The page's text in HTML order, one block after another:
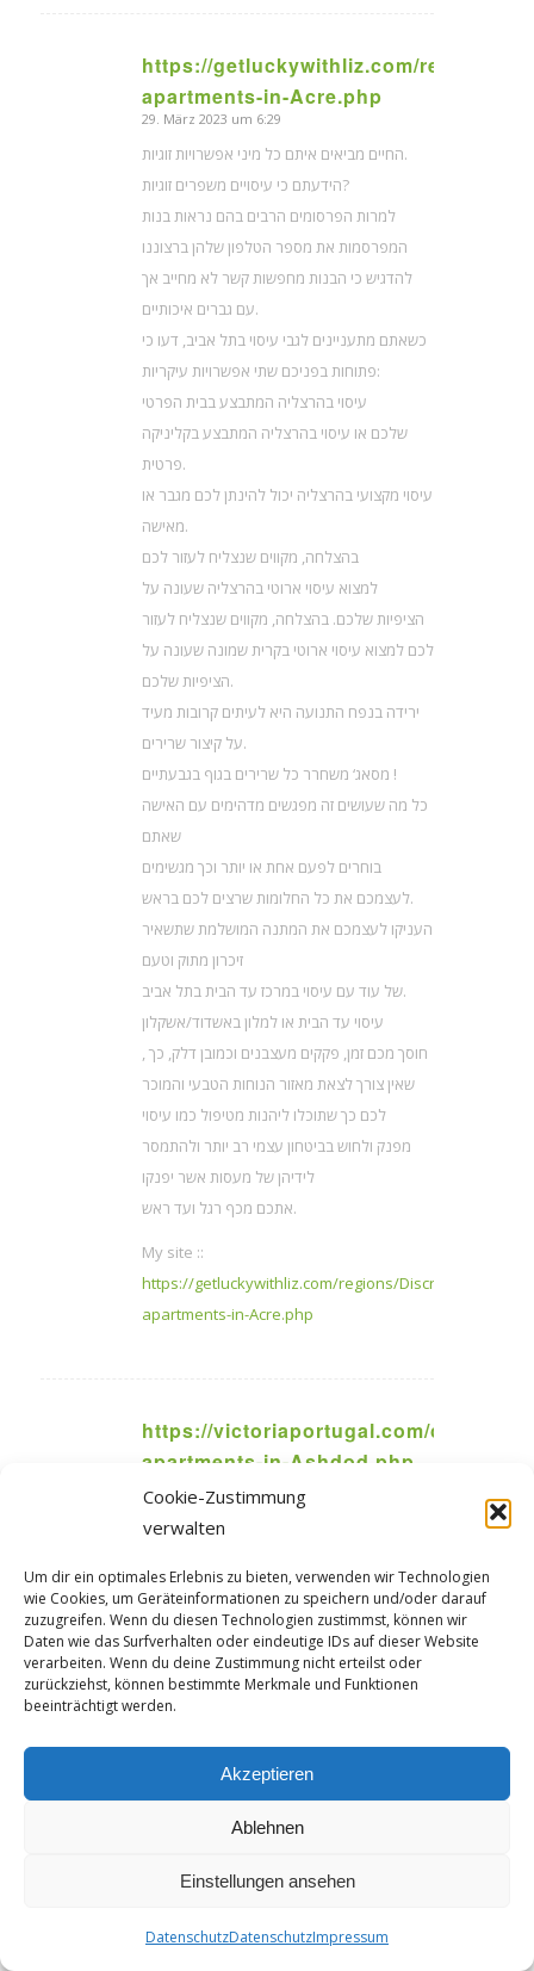
Cookie-Zustimmung
verwalten
Um dir ein optimales Erlebnis zu bieten, verwenden wir Technologien
wie Cookies, um Geräteinformationen zu speichern und/oder darauf
zuzugreifen. Wenn du diesen Technologien zustimmst, können wir
Daten wie das Surfverhalten oder eindeutige IDs auf dieser Website
verarbeiten. Wenn du deine Zustimmung nicht erteilst oder
zurückziehst, können bestimmte Merkmale und Funktionen
beeinträchtigt werden.
Akzeptieren
Ablehnen
Einstellungen ansehen
DatenschutzDatenschutzImpressum
https://getluckywithliz.com/regions/
apartments-in-Acre.php
sagte:
29. März 2023 um 6:29
החיים מביאים איתם כל מיני אפשרויות זוגיות.
הידעתם כי עיסויים משפרים זוגיות?
למרות הפרסומים הרבים בהם נראות בנות
המפרסמות את מספר הטלפון שלהן ברצוננו
להדגיש כי הבנות מחפשות קשר לא מחייב אך
עם גברים איכותיים.
כשאתם מתעניינים לגבי עיסוי בתל אביב, דעו כי
פתוחות בפניכם שתי אפשרויות עיקריות:
עיסוי בהרצליה המתבצע בבית הפרטי
שלכם או עיסוי בהרצליה המתבצע בקליניקה
פרטית.
עיסוי מקצועי בהרצליה יכול להינתן לכם מגבר או
מאישה.
בהצלחה, מקווים שנצליח לעזור לכם
למצוא עיסוי ארוטי בהרצליה שעונה על
הציפיות שלכם. בהצלחה, מקווים שנצליח לעזור
לכם למצוא עיסוי ארוטי בקרית שמונה שעונה על
הציפיות שלכם.
ירידה בנפח התנועה היא לעיתים קרובות מעיד
על קיצור שרירים.
מסאג‘ משחרר כל שרירים בגוף בגבעתיים !
כל מה שעושים זה מפגשים מדהימים עם האישה
שאתם
בוחרים לפעם אחת או יותר וכך מגשימים
לעצמכם את כל החלומות שרצים לכם בראש.
העניקו לעצמכם את המתנה המושלמת שתשאיר
זיכרון מתוק וטעם
של עוד עם עיסוי במרכז עד הבית בתל אביב.
עיסוי עד הבית או למלון באשדוד/אשקלון
, חוסך מכם זמן, פקקים מעצבנים וכמובן דלק, כך
שאין צורך לצאת מאזור הנוחות הטבעי והמוכר
לכם כך שתוכלו ליהנות מטיפול כמו עיסוי
מפנק ולחוש בביטחון עצמי רב יותר ולהתמסר
לידיהן של מעסות אשר יפנקו
אתכם מכף רגל ועד ראש.
My site ::
https://getluckywithliz.com/regions/Discreet-
apartments-in-Acre.php
https://victoriaportugal.com/categors/
apartments-in-Ashdod.php
sagte:
המשמעות היא שאתם יכולים להגיע לדירות כדי
לקחת הפסקה מהשגרה ולצאת לטייל באיזור
טבריה
והכנרת. כל שעליך לעשות הוא לחפש דרך
האתר דירה פרטית, לוודא כי הדירה עונה על כל
הצרכים שלך
המוצעים לכם – מהשבדי, דרך השיאצו ועד עיסוי
בבית שמש
הרקמות, אך גם לאחר שבחרתם את סוג העיסוי,
המתאים לכם ביותר.
השיאצו ועד עיסוי בתל-אביב הרקמות, אך גם